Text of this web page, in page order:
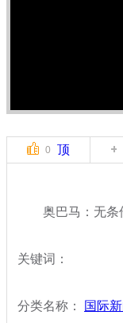
0 顶
奥巴马：无条
关键词：
分类名称： 国际